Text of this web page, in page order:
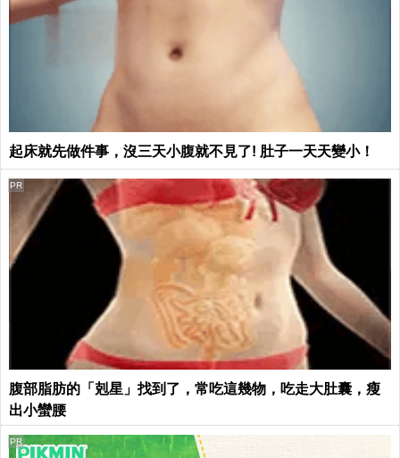
起床就先做件事，沒三天小腹就不見了! 肚子一天天變小！
腹部脂肪的「剋星」找到了，常吃這幾物，吃走大肚囊，瘦
出小蠻腰
PR
PR